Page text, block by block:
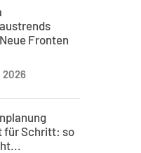
Fronten
2026
für Schritt: so